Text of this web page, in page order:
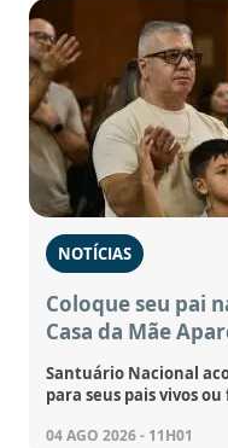
NOTÍCIAS
Coloque seu pai
Casa da Mãe
Santuário Nacional
para seus pais vivos
04 AGO 2026 - 11H01